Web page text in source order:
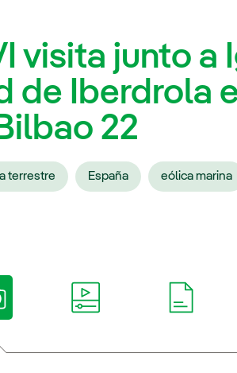
visita junto a
de Iberdrola
22
terrestre España eólica marina